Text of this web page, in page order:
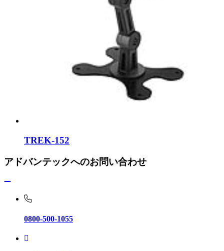
TREK-152
アドバンテックへのお問い合わせ
0800-500-1055